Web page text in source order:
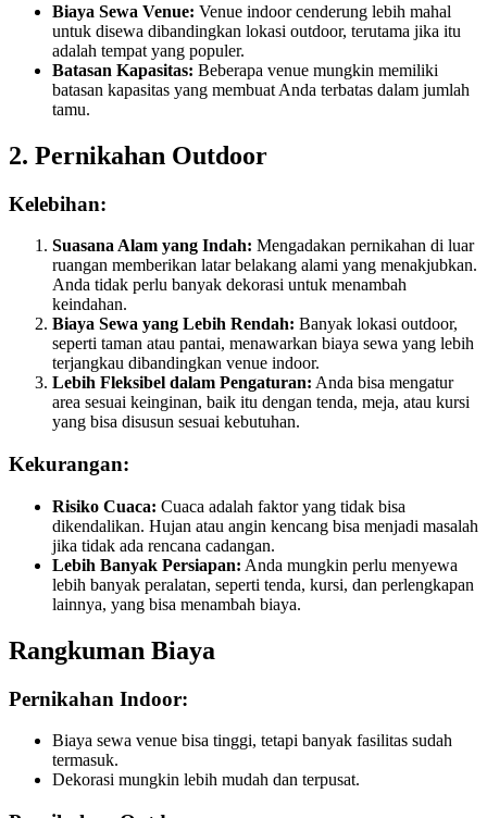
Biaya Sewa Venue: Venue indoor cenderung lebih mahal
untuk disewa dibandingkan lokasi outdoor, terutama jika itu
adalah tempat yang populer.
Batasan Kapasitas: Beberapa venue mungkin memiliki
batasan kapasitas yang membuat Anda terbatas dalam jumlah
tamu.
2. Pernikahan Outdoor
Kelebihan:
Suasana Alam yang Indah: Mengadakan pernikahan di luar
ruangan memberikan latar belakang alami yang menakjubkan.
Anda tidak perlu banyak dekorasi untuk menambah
keindahan.
Biaya Sewa yang Lebih Rendah: Banyak lokasi outdoor,
seperti taman atau pantai, menawarkan biaya sewa yang lebih
terjangkau dibandingkan venue indoor.
Lebih Fleksibel dalam Pengaturan: Anda bisa mengatur
area sesuai keinginan, baik itu dengan tenda, meja, atau kursi
yang bisa disusun sesuai kebutuhan.
Kekurangan:
Risiko Cuaca: Cuaca adalah faktor yang tidak bisa
dikendalikan. Hujan atau angin kencang bisa menjadi masalah
jika tidak ada rencana cadangan.
Lebih Banyak Persiapan: Anda mungkin perlu menyewa
lebih banyak peralatan, seperti tenda, kursi, dan perlengkapan
lainnya, yang bisa menambah biaya.
Rangkuman Biaya
Pernikahan Indoor:
Biaya sewa venue bisa tinggi, tetapi banyak fasilitas sudah
termasuk.
Dekorasi mungkin lebih mudah dan terpusat.